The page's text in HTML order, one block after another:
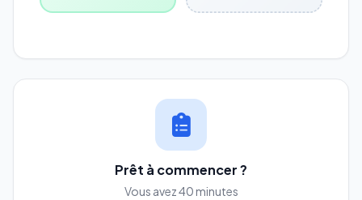
Prêt à commencer ?
Vous avez 40 minutes